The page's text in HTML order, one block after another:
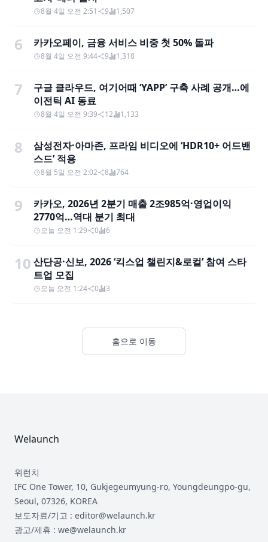
8월 4일 오전 2:51 9 1,507
6 카카오페이, 금융 서비스 비중 첫 50% 돌파
8월 4일 오전 9:44 9 1,318
7
구글 클라우드, 여기어때 ‘YAPP’ 구축 사례 공개…에
이전틱 AI 동료
8월 4일 오전 9:39 12 1,133
8
삼성전자·아마존, 프라임 비디오에 ‘HDR10+ 어드밴
스드’ 적용
8월 5일 오전 2:02 8 764
9
카카오, 2026년 2분기 매출 2조985억·영업이익
2770억…역대 분기 최대
오늘 오전 1:29 0 6
10 산단공·신보, 2026 ‘킥스업 챌린지&로컬’ 참여 스타
트업 모집
오늘 오전 1:24 0 3
홈으로 이동
Welaunch
위런치
IFC One Tower, 10, Gukjegeumyung-ro, Youngdeungpo-gu,
Seoul, 07326, KOREA
보도자료/기고 : editor@welaunch.kr
광고/제휴 : we@welaunch.kr